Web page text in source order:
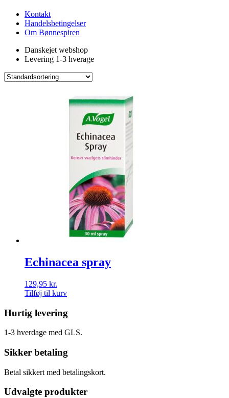
Kontakt
Handelsbetingelser
Om Bønnespiren
Danskejet webshop
Levering 1-3 hverage
Echinacea spray
129,95 kr.
Tilføj til kurv
Hurtig levering
1-3 hverdage med GLS.
Sikker betaling
Betal sikkert med betalingskort.
Udvalgte produkter